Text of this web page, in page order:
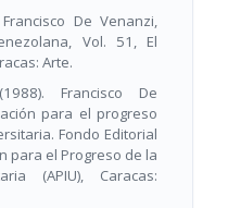
Francisco De Venanzi,
Vol. 51, El
Arte.
(1988). Francisco De
para el progreso
Fondo Editorial
para el Progreso de la
(APIU), Caracas: